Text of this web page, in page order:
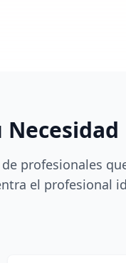
profesionales
el profesional